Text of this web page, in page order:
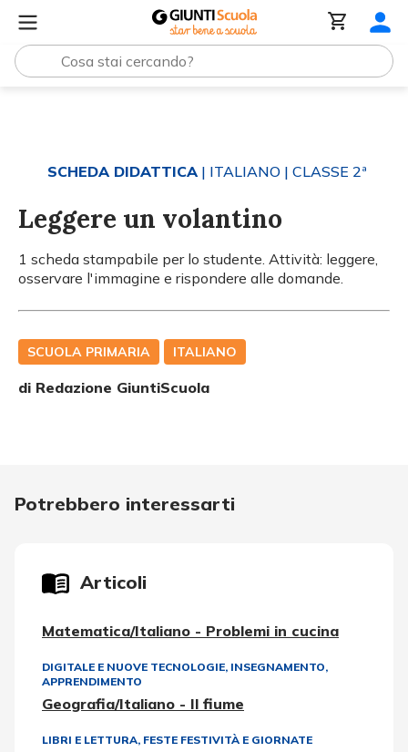
SCHEDA DIDATTICA| ITALIANO | CLASSE 2ª
Leggere un volantino
1 scheda stampabile per lo studente. Attività: leggere,
osservare l'immagine e rispondere alle domande.
SCUOLA PRIMARIA ITALIANO
di Redazione GiuntiScuola
Potrebbero interessarti
Articoli
Matematica/Italiano - Problemi in cucina
DIGITALE E NUOVE TECNOLOGIE, INSEGNAMENTO,
APPRENDIMENTO
Geografia/Italiano - Il fiume
LIBRI E LETTURA, FESTE FESTIVITÀ E GIORNATE